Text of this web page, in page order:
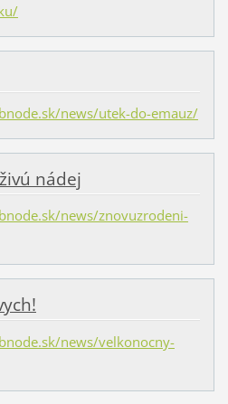
news/utek-do-emauz/
nádej
news/znovuzrodeni-
news/velkonocny-